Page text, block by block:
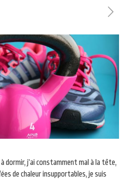
à dormir, j’ai constamment mal à la tête,
de chaleur insupportables, je suis